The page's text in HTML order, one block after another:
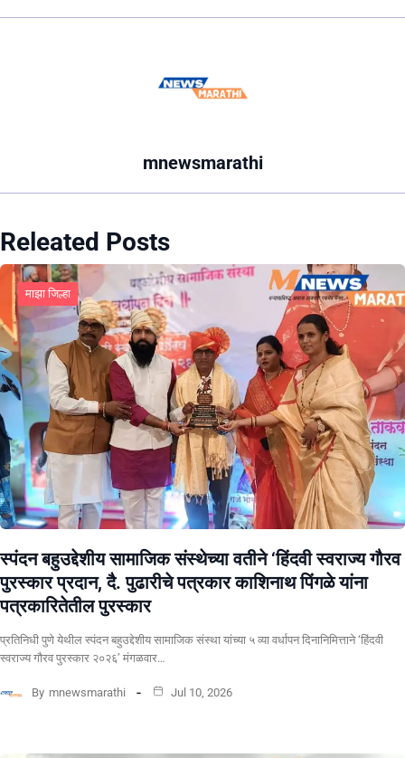
mnewsmarathi
Releated Posts
माझा जिल्हा
स्पंदन बहुउद्देशीय सामाजिक संस्थेच्या वतीने ‘हिंदवी स्वराज्य गौरव
पुरस्कार प्रदान, दै. पुढारीचे पत्रकार काशिनाथ पिंगळे यांना
पत्रकारितेतील पुरस्कार
प्रतिनिधी पुणे येथील स्पंदन बहुउद्देशीय सामाजिक संस्था यांच्या ५ व्या वर्धापन दिनानिमित्ताने ‘हिंदवी
स्वराज्य गौरव पुरस्कार २०२६’ मंगळवार…
By mnewsmarathi Jul 10, 2026